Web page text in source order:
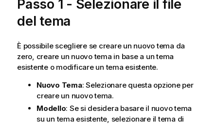
Passo 1 - Selezionare il file
del tema
È possibile scegliere se creare un nuovo tema da
zero, creare un nuovo tema in base a un tema
esistente o modificare un tema esistente.
Nuovo Tema: Selezionare questa opzione per
creare un nuovo tema.
Modello: Se si desidera basare il nuovo tema
su un tema esistente, selezionare il tema di